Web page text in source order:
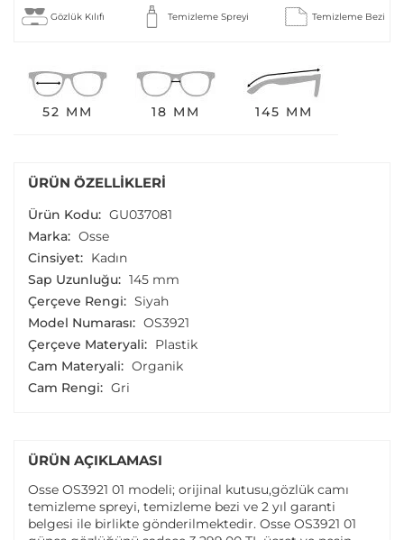
Gözlük Kılıfı Temizleme Spreyi Temizleme Bezi
52 MM 18 MM 145 MM
ÜRÜN AÇIKLAMASI
Osse OS3921 01 modeli; orijinal kutusu,gözlük camı
temizleme spreyi, temizleme bezi ve 2 yıl garanti
belgesi ile birlikte gönderilmektedir. Osse OS3921 01
ÜRÜN ÖZELLIKLERI
Ürün Kodu: GU037081
Marka: Osse
Cinsiyet: Kadın
Sap Uzunluğu: 145 mm
Çerçeve Rengi: Siyah
Model Numarası: OS3921
Çerçeve Materyali: Plastik
Cam Materyali: Organik
Cam Rengi: Gri